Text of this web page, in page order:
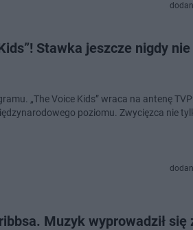
Stawka jeszcze nigdy nie
„The Voice Kids” wraca na antenę
poziomu. Zwycięzca nie
Muzyk wyprowadził się